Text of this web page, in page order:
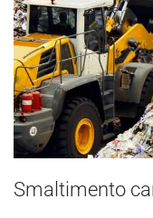
Smaltimento